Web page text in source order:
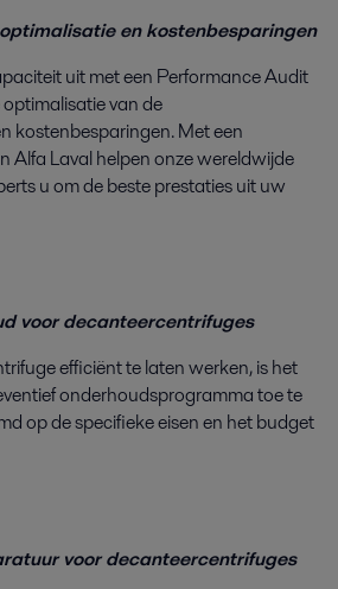
en kostenbesparingen
uit met een Performance Audit
van de
kostenbesparingen. Met een
Alfa Laval helpen onze wereldwijde
u om de beste prestaties uit uw
voor decanteercentrifuges
efficiënt te laten werken, is het
onderhoudsprogramma toe te
op de specifieke eisen en het budget
voor decanteercentrifuges